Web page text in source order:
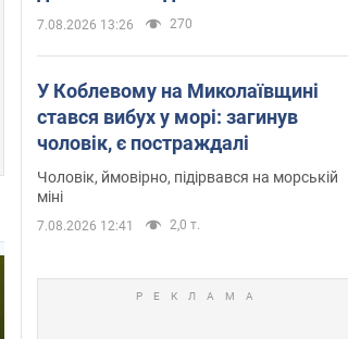
7.08.2026 13:26 270
У Коблевому на Миколаївщині
стався вибух у морі: загинув
чоловік, є постраждалі
Чоловік, ймовірно, підірвався на морській
міні
7.08.2026 12:41 2,0 т.